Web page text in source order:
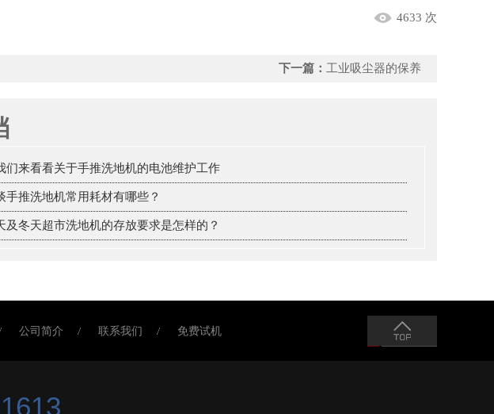
4633 次
下一篇： 工业吸尘器的保养
们来看看关于手推洗地机的电池维护工作
手推洗地机常用耗材有哪些？
及冬天超市洗地机的存放要求是怎样的？
公司简介 联系我们 免费试机